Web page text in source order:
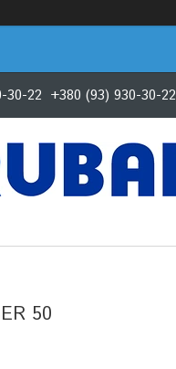
30-22 +380 (93) 930-30-22
50